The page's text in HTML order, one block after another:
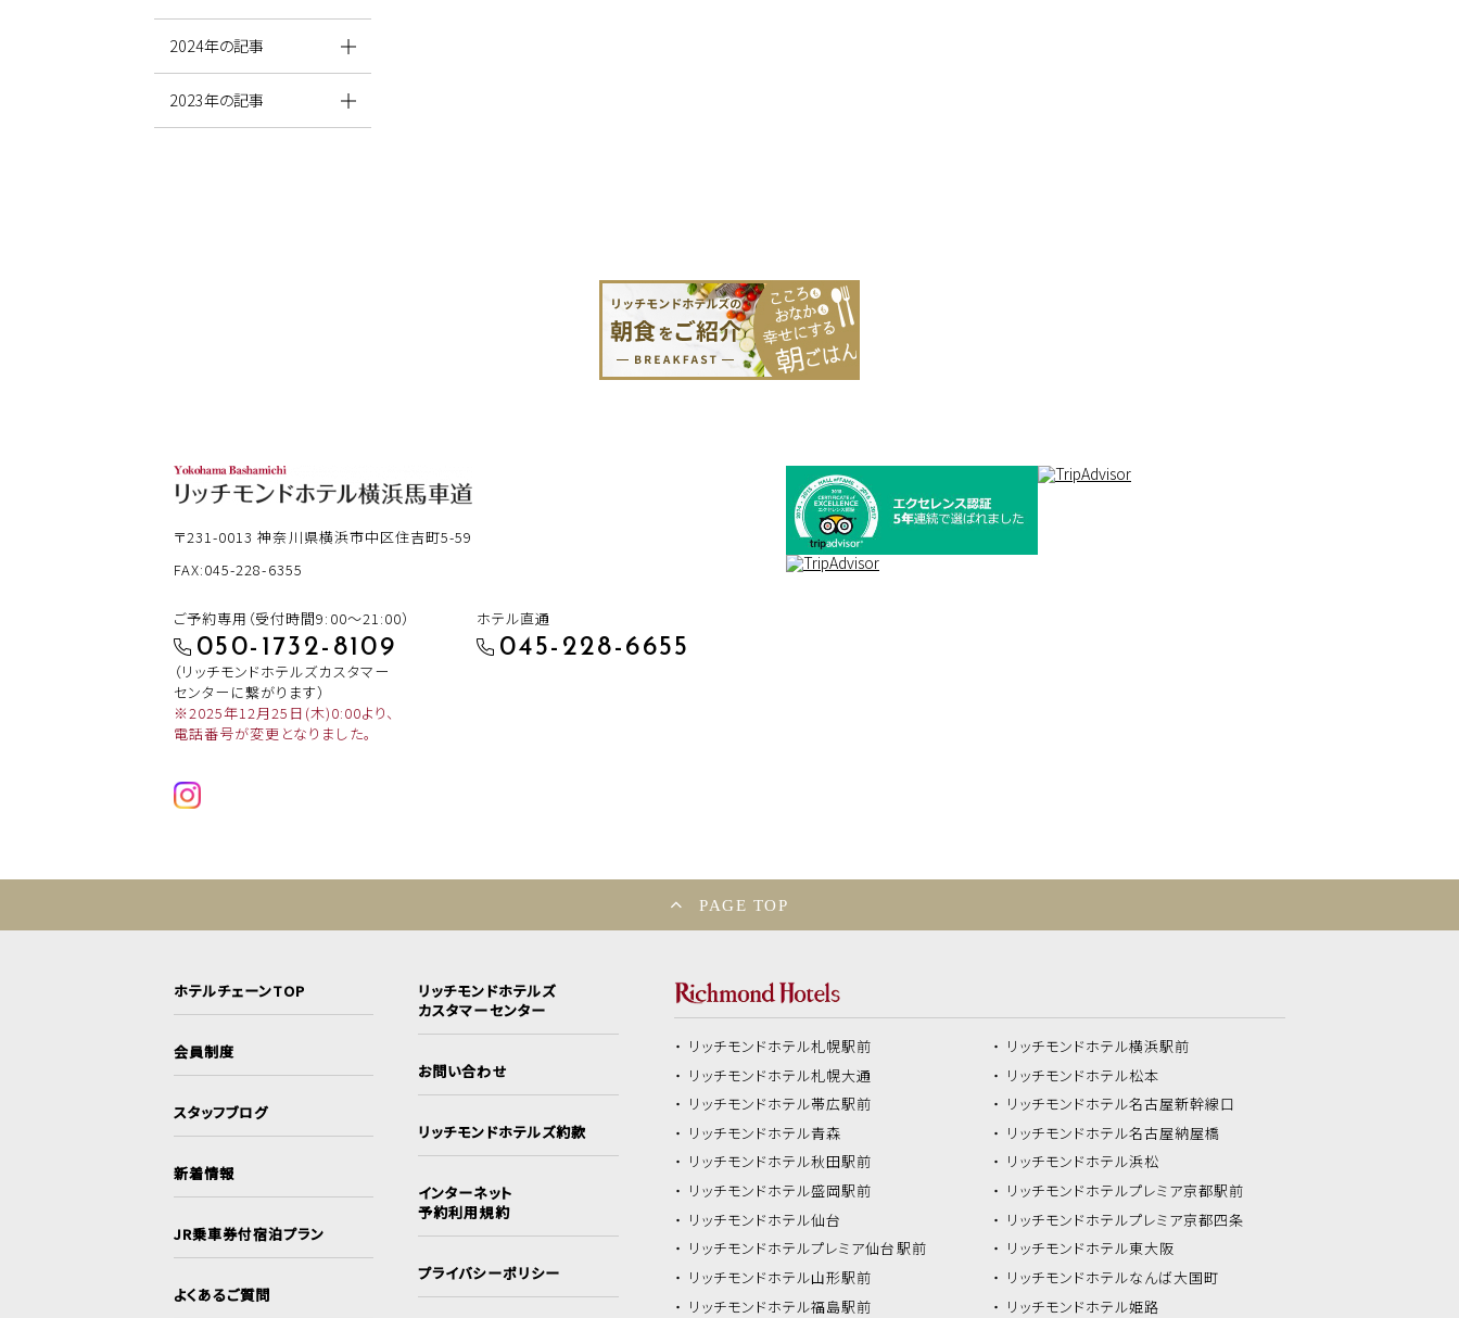
2024年の記事
2023年の記事
〒231-0013神奈川県横浜市中区住吉町5-59
FAX:045-228-6355
ご予約専用（受付時間9:00～21:00）
050-1732-8109
（リッチモンドホテルズカスタマー
センターに繋がります）
※2025年12月25日(木)0:00より、
電話番号が変更となりました。
ホテル直通
045-228-6655
PAGE TOP
ホテルチェーンTOP
会員制度
スタッフブログ
新着情報
JR乗車券付宿泊プラン
よくあるご質問
リッチモンドホテルズ
カスタマーセンター
お問い合わせ
リッチモンドホテルズ約款
インターネット
予約利用規約
プライバシーポリシー
リッチモンドホテル札幌駅前
リッチモンドホテル札幌大通
リッチモンドホテル帯広駅前
リッチモンドホテル青森
リッチモンドホテル秋田駅前
リッチモンドホテル盛岡駅前
リッチモンドホテル仙台
リッチモンドホテルプレミア仙台駅前
リッチモンドホテル山形駅前
リッチモンドホテル福島駅前
リッチモンドホテル横浜駅前
リッチモンドホテル松本
リッチモンドホテル名古屋新幹線口
リッチモンドホテル名古屋納屋橋
リッチモンドホテル浜松
リッチモンドホテルプレミア京都駅前
リッチモンドホテルプレミア京都四条
リッチモンドホテル東大阪
リッチモンドホテルなんば大国町
リッチモンドホテル姫路